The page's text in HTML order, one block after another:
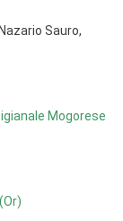
Sauro,
Mogorese